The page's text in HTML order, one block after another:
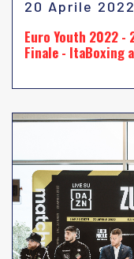
20 Aprile 2022
Euro Youth 2022 -
Finale - ItaBoxing